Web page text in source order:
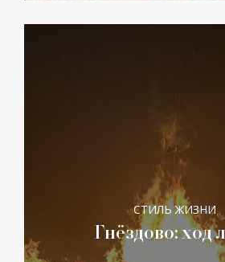
СТИЛЬ ЖИЗНИ
Гнёздово: ход